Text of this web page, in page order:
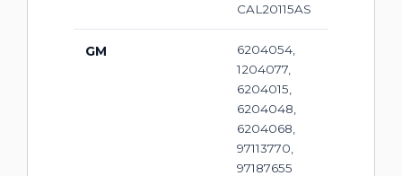
CAL20115AS
GM
6204054,
1204077,
6204015,
6204048,
6204068,
97113770,
97187655